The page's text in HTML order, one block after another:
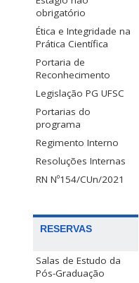
obrigatório
Ética e Integridade na
Prática Científica
Portaria de
Reconhecimento
Legislação PG UFSC
Portarias do
programa
Regimento Interno
Resoluções Internas
RN Nº154/CUn/2021
RESERVAS
Salas de Estudo da
Pós-Graduação